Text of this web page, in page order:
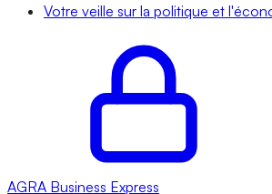
Votre veille sur la politique et
AGRA Business Express